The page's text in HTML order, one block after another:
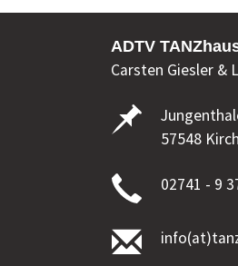
ADTV
Carsten Giesler &
57548
02741 - 9